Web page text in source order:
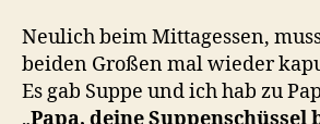
Neulich beim Mittagessen,
beiden Großen mal wieder
Es gab Suppe und ich hab zu